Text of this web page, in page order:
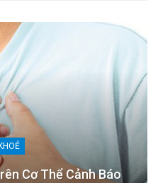
Cơ Thể Cảnh Báo